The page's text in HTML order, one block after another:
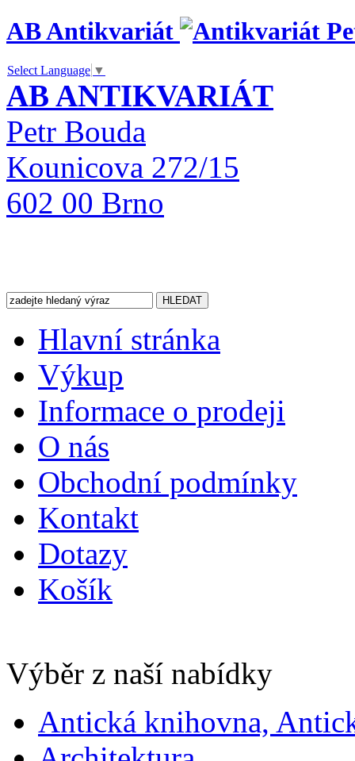
AB Antikvariát
Select Language ▼
AB ANTIKVARIÁT
Petr Bouda
Kounicova 272/15
602 00 Brno
Hlavní stránka
Výkup
Informace o prodeji
O nás
Obchodní podmínky
Kontakt
Dotazy
Košík
Výběr z naší nabídky
Antická knihovna,